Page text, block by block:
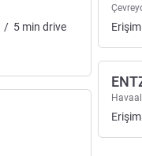
/ 5 min drive